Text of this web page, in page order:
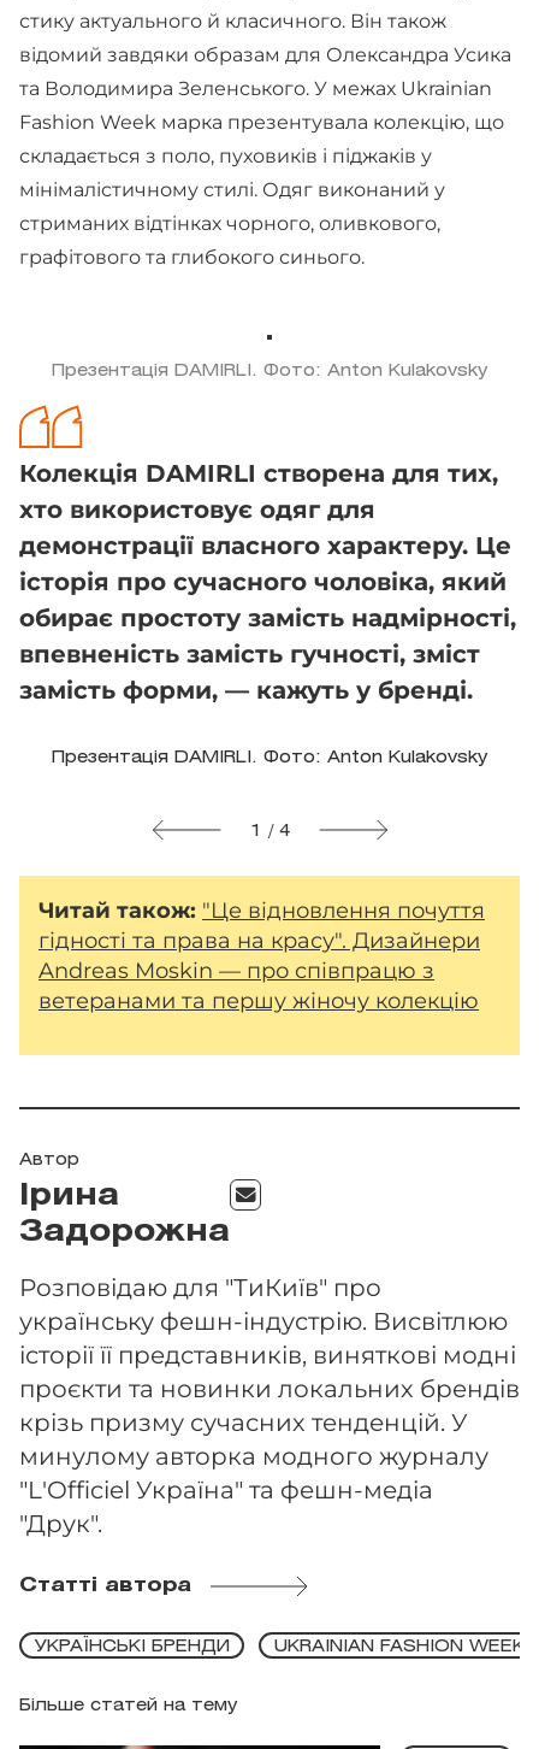
стику актуального й класичного. Він також
відомий завдяки образам для Олександра Усика
та Володимира Зеленського. У межах Ukrainian
Fashion Week марка презентувала колекцію, що
складається з поло, пуховиків і піджаків у
мінімалістичному стилі. Одяг виконаний у
стриманих відтінках чорного, оливкового,
графітового та глибокого синього.
Презентація DAMIRLI. Фото: Anton Kulakovsky
Колекція DAMIRLI створена для тих,
хто використовує одяг для
демонстрації власного характеру. Це
історія про сучасного чоловіка, який
обирає простоту замість надмірності,
впевненість замість гучності, зміст
замість форми, — кажуть у бренді.
Презентація DAMIRLI. Фото: Anton Kulakovsky
1 / 4
Читай також: "Це відновлення почуття
гідності та права на красу". Дизайнери
Andreas Moskin — про співпрацю з
ветеранами та першу жіночу колекцію
Автор
Ірина
Задорожна
Розповідаю для "ТиКиїв" про
українську фешн-індустрію. Висвітлюю
історії її представників, виняткові модні
проєкти та новинки локальних брендів
крізь призму сучасних тенденцій. У
минулому авторка модного журналу
"L'Officiel Україна" та фешн-медіа
"Друк".
Статті автора
Більше статей на тему
УКРАЇНСЬКІ БРЕНДИ UKRAINIAN FASHION WEEK